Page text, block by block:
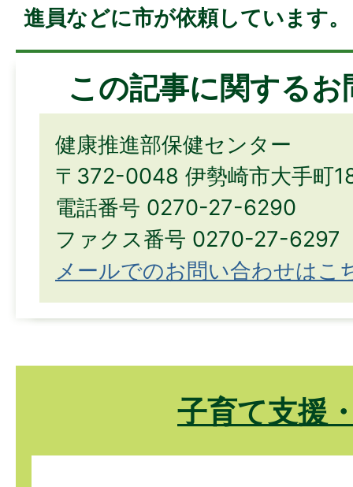
進員などに市が依頼しています。
この記事に関する
健康推進部保健センター
〒372-0048 伊勢崎市大手町
電話番号 0270-27-6290
ファクス番号 0270-27-6297
メールでのお問い合わせはこ
子育て支援